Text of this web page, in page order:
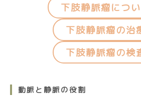
下肢静脈瘤につ
下肢静脈瘤の治
下肢静脈瘤の検
動脈と静脈の役割